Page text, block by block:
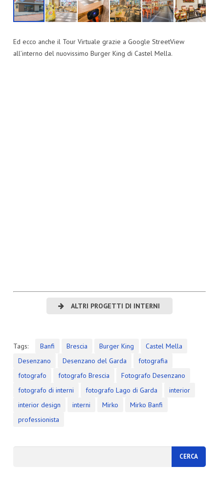
Ed ecco anche il Tour Virtuale grazie a Google StreetView
all’interno del nuovissimo Burger King di Castel Mella.
ALTRI PROGETTI DI INTERNI
Tags: Banfi Brescia Burger King
Castel Mella
Desenzano
Desenzano del Garda
fotografia
fotografo
fotografo Brescia
Fotografo Desenzano
fotografo di interni
fotografo Lago di Garda
interior
interior design
interni Mirko
Mirko Banfi
professionista